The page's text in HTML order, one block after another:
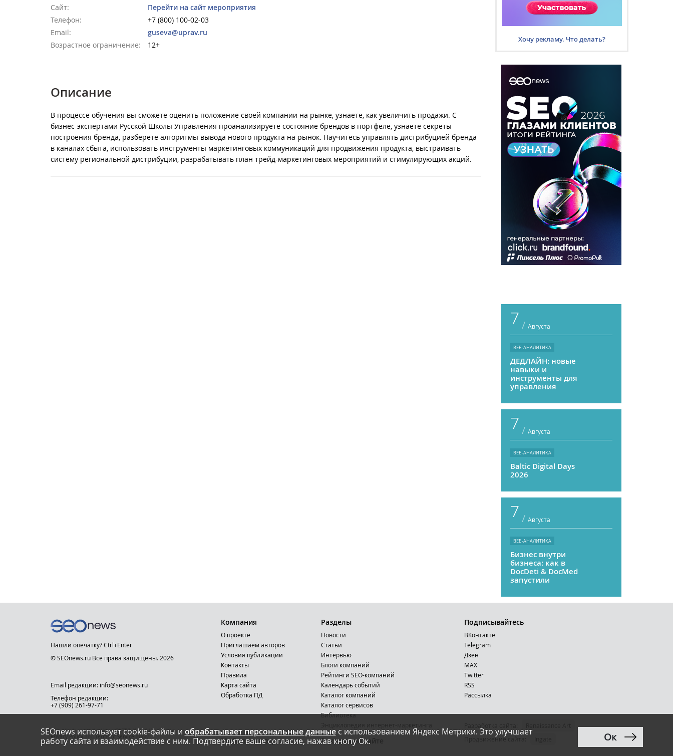
Сайт:
Перейти на сайт мероприятия
Телефон:
+7 (800) 100-02-03
Email:
guseva@uprav.ru
Возрастное ограничение:
12+
Описание
В процессе обучения вы сможете оценить положение своей компании на рынке, узнаете, как увеличить продажи. С
бизнес-экспертами Русской Школы Управления проанализируете состояние брендов в портфеле, узнаете секреты
построения бренда, разберете алгоритмы вывода нового продукта на рынок. Научитесь управлять дистрибуцией бренда
в каналах сбыта, использовать инструменты маркетинговых коммуникаций для продвижения продукта, выстраивать
систему региональной дистрибуции, разрабатывать план трейд-маркетинговых мероприятий и стимулирующих акций.
Хочу рекламу. Что делать?
7 / Августа
ВЕБ-АНАЛИТИКА
ДЕДЛАЙН: новые
навыки и
инструменты для
управления
7 / Августа
ВЕБ-АНАЛИТИКА
Baltic Digital Days
2026
7 / Августа
ВЕБ-АНАЛИТИКА
Бизнес внутри
бизнеса: как в
DocDeti & DocMed
запустили
как стартап
SEOnews использует cookie-файлы и обрабатывает персональные данныес использованием Яндекс Метрики. Это улучшает
работу сайта и взаимодействие с ним. Подтвердите ваше согласие, нажав кнопу Ок.
Ок
Нашли опечатку? Ctrl+Enter
© SEOnews.ru Все права защищены. 2026
Email редакции: info@seonews.ru
Телефон редакции:
+7 (909) 261-97-71
This site is protected by reCAPTCHA and the Google
Privacy Policyand Terms of Serviceapply.
Компания
О проекте
Приглашаем авторов
Условия публикации
Контакты
Правила
Карта сайта
Обработка ПД
Мобильная версия
Разделы
Новости
Статьи
Интервью
Блоги компаний
Рейтинги SEO-компаний
Календарь событий
Каталог компаний
Каталог сервисов
Библиотека
Реклама на сайте
Подписывайтесь
ВКонтакте
Telegram
Дзен
MAX
Тwitter
RSS
Рассылка
Продвижение сайта
12+